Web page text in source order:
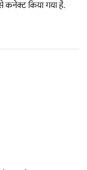
कनेक्ट किया गया है.